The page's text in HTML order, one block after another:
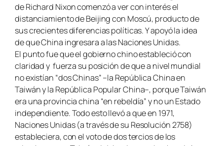
de Richard Nixon comenzó a ver con interés el
distanciamiento de Beijing con Moscú, producto de
sus crecientes diferencias políticas. Y apoyó la idea
de que China ingresara a las Naciones Unidas.
El punto fue que el gobierno chino estableció con
claridad y fuerza su posición de que a nivel mundial
no existían “dos Chinas” –la República China en
Taiwán y la República Popular China–, porque Taiwán
era una provincia china “en rebeldía” y no un Estado
independiente. Todo esto llevó a que en 1971,
Naciones Unidas (a través de su Resolución 2758)
estableciera, con el voto de dos tercios de los